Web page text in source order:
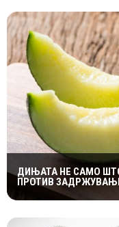
ДИЊАТА НЕ САМО
ПРОТИВ